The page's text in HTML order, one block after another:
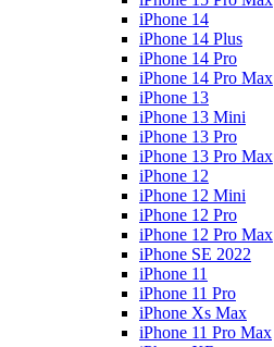
iPhone 14
iPhone 14 Plus
iPhone 14 Pro
iPhone 14 Pro Max
iPhone 13
iPhone 13 Mini
iPhone 13 Pro
iPhone 13 Pro Max
iPhone 12
iPhone 12 Mini
iPhone 12 Pro
iPhone 12 Pro Max
iPhone SE 2022
iPhone 11
iPhone 11 Pro
iPhone Xs Max
iPhone 11 Pro Max